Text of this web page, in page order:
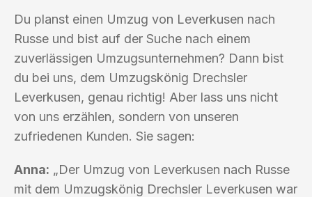
Du planst einen Umzug von Leverkusen nach
Russe und bist auf der Suche nach einem
zuverlässigen Umzugsunternehmen? Dann bist
du bei uns, dem Umzugskönig Drechsler
Leverkusen, genau richtig! Aber lass uns nicht
von uns erzählen, sondern von unseren
zufriedenen Kunden. Sie sagen:
Anna: „Der Umzug von Leverkusen nach Russe
mit dem Umzugskönig Drechsler Leverkusen war